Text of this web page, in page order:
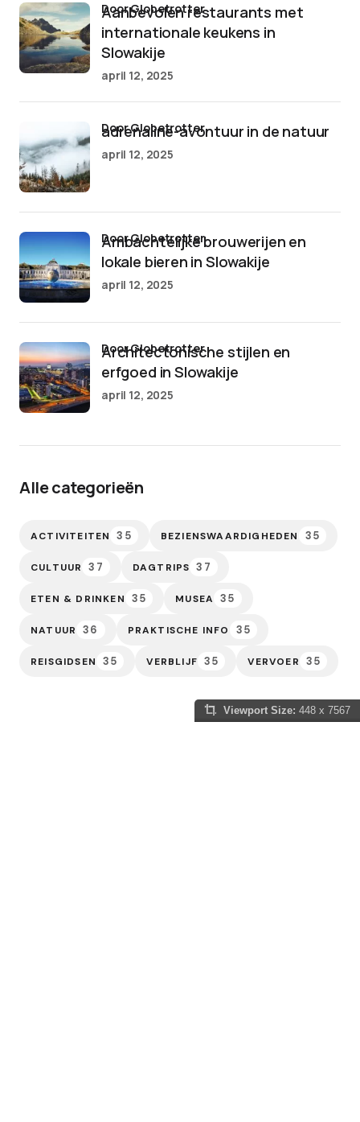
Aanbevolen restaurants met
internationale keukens in
Slowakije
door Globetrotter
april 12, 2025
adrenaline-avontuur in de natuur
door Globetrotter
april 12, 2025
Ambachtelijke brouwerijen en
lokale bieren in Slowakije
door Globetrotter
april 12, 2025
Architectonische stijlen en
erfgoed in Slowakije
door Globetrotter
april 12, 2025
Alle categorieën
ACTIVITEITEN 35 BEZIENSWAARDIGHEDEN 35
CULTUUR 37 DAGTRIPS 37
ETEN & DRINKEN 35 MUSEA 35
NATUUR 36 PRAKTISCHE INFO 35
REISGIDSEN 35 VERBLIJF 35 VERVOER 35
Viewport Size: 448 x 7567